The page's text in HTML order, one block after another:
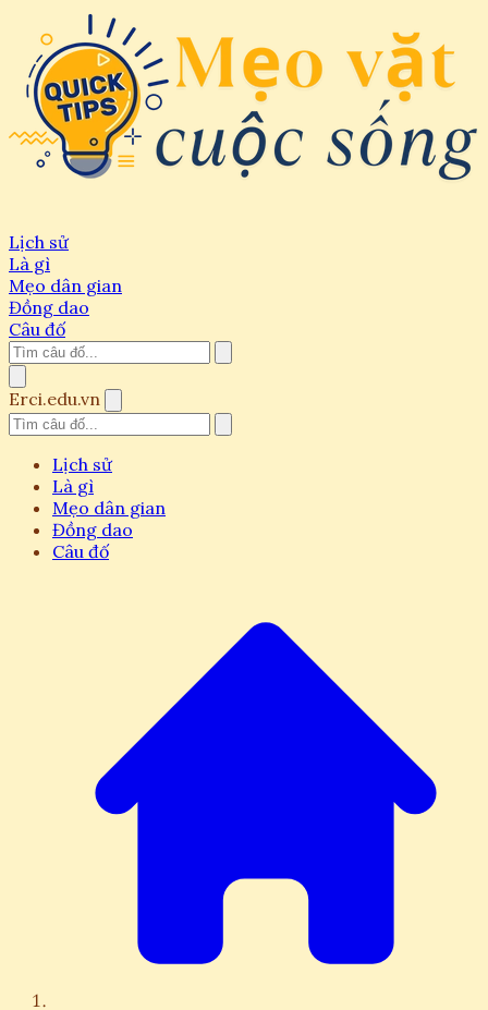
Lịch sử
Là gì
Mẹo dân gian
Đồng dao
Câu đố
Erci.edu.vn
Lịch sử
Là gì
Mẹo dân gian
Đồng dao
Câu đố